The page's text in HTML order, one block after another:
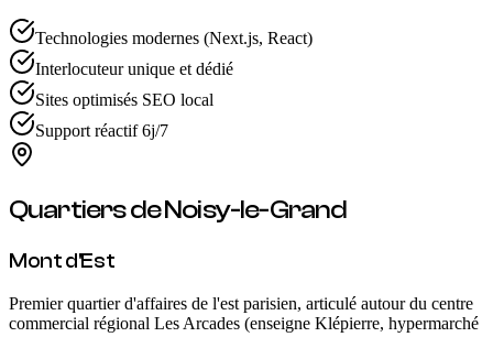
Technologies modernes (Next.js, React)
Interlocuteur unique et dédié
Sites optimisés SEO local
Support réactif 6j/7
Quartiers deNoisy-le-Grand
Mont d'Est
Premier quartier d'affaires de l'est parisien, articulé autour du centre
commercial régional Les Arcades (enseigne Klépierre, hypermarché